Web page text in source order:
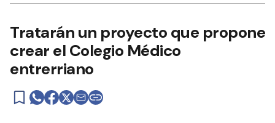
Tratarán un proyecto que propone
crear el Colegio Médico
entrerriano